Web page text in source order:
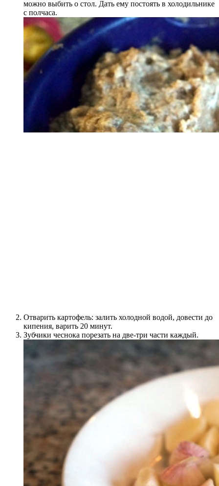
можно выбить о стол. Дать ему постоять в холодильнике
с полчаса.
Отварить картофель: залить холодной водой, довести до
кипения, варить 20 минут.
Зубчики чеснока порезать на две-три части каждый.